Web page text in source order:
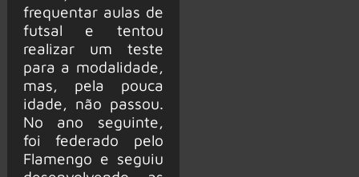
frequentar aulas de
futsal e tentou
realizar um teste
para a modalidade,
mas, pela pouca
idade, não passou.
No ano seguinte,
foi federado pelo
Flamengo e seguiu